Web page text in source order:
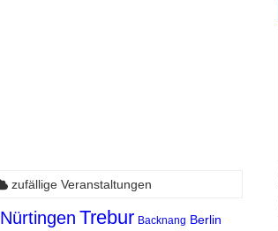
zufällige Veranstaltungen
Nürtingen Trebur Backnang Berlin